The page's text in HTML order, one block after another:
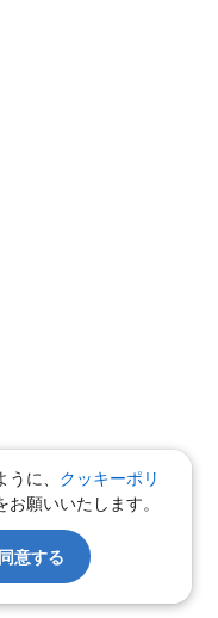
に、 クッキーポリ
願いいたします。
同意する